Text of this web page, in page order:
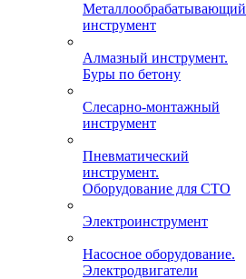
Металлообрабатывающий
инструмент
Алмазный инструмент.
Буры по бетону
Слесарно-монтажный
инструмент
Пневматический
инструмент.
Оборудование для СТО
Электроинструмент
Насосное оборудование.
Электродвигатели